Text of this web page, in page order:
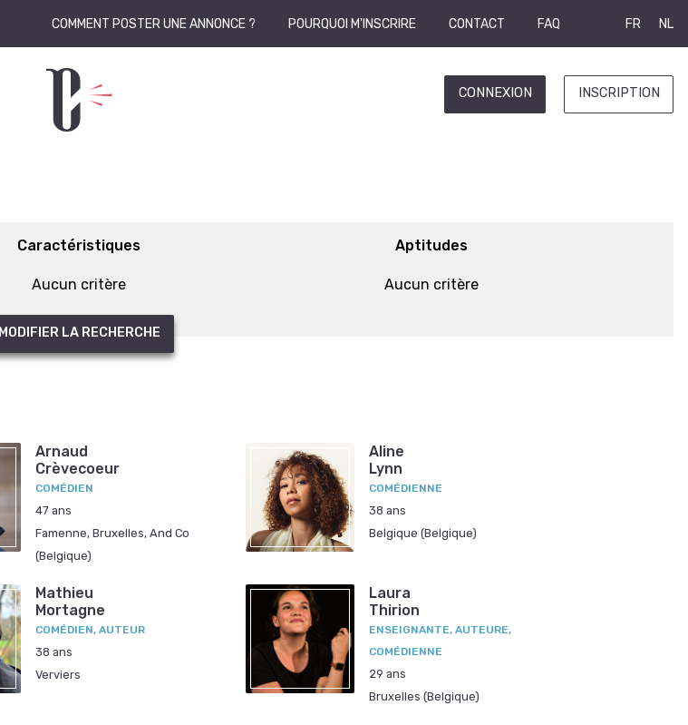
COMMENT POSTER UNE ANNONCE ? POURQUOI M'INSCRIRE CONTACT FAQ FR NL
CONNEXION INSCRIPTION
Caractéristiques
Aucun critère
Aptitudes
Aucun critère
MODIFIER LA RECHERCHE
Arnaud
Crèvecoeur
COMÉDIEN
47 ans
Famenne, Bruxelles, And Co
(Belgique)
Aline
Lynn
COMÉDIENNE
38 ans
Belgique (Belgique)
Mathieu
Mortagne
COMÉDIEN, AUTEUR
38 ans
Verviers
Laura
Thirion
ENSEIGNANTE, AUTEURE,
COMÉDIENNE
29 ans
Bruxelles (Belgique)